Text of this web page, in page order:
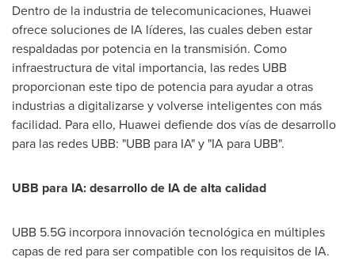
Dentro de la industria de telecomunicaciones, Huawei
ofrece soluciones de IA líderes, las cuales deben estar
respaldadas por potencia en la transmisión. Como
infraestructura de vital importancia, las redes UBB
proporcionan este tipo de potencia para ayudar a otras
industrias a digitalizarse y volverse inteligentes con más
facilidad. Para ello, Huawei defiende dos vías de desarrollo
para las redes UBB: "UBB para IA" y "IA para UBB".
UBB para IA: desarrollo de IA de alta calidad
UBB 5.5G incorpora innovación tecnológica en múltiples
capas de red para ser compatible con los requisitos de IA.